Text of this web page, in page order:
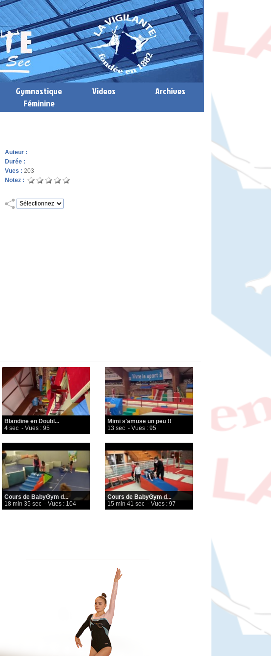
Gymnastique
Féminine
Videos Archives
Auteur :
Durée :
Vues : 203
Notez :
Blandine en Doubl...
4 sec - Vues : 95
Mimi s'amuse un peu !!
13 sec - Vues : 95
Cours de BabyGym d...
18 min 35 sec - Vues : 104
Cours de BabyGym d...
15 min 41 sec - Vues : 97